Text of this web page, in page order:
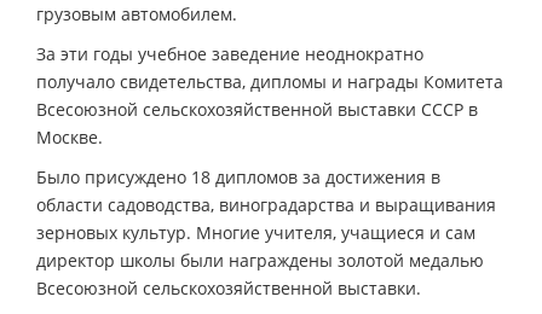
грузовым автомобилем.
За эти годы учебное заведение неоднократно
получало свидетельства, дипломы и награды Комитета
Всесоюзной сельскохозяйственной выставки СССР в
Москве.
Было присуждено 18 дипломов за достижения в
области садоводства, виноградарства и выращивания
зерновых культур. Многие учителя, учащиеся и сам
директор школы были награждены золотой медалью
Всесоюзной сельскохозяйственной выставки.